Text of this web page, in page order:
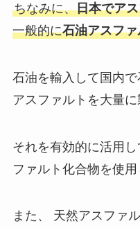
ちなみに、日本でア
一般的に石油アスファ
石油を輸入して国内で
アスファルトを大量に
それを有効的に活用
ファルト化合物を使用
また、 天然アスファ